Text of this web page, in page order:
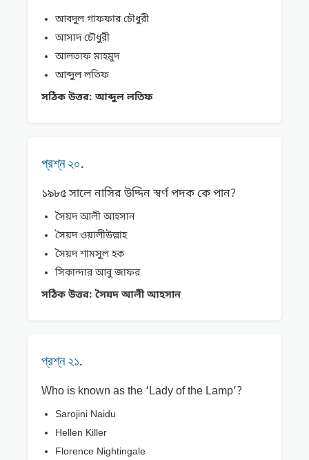
আবদুল গাফফার চৌধুরী
আসাদ চৌধুরী
আলতাফ মাহমুদ
আব্দুল লতিফ
সঠিক উত্তর: আব্দুল লতিফ
প্রশ্ন ২০.
১৯৮৫ সালে নাসির উদ্দিন স্বর্ণ পদক কে পান?
সৈয়দ আলী আহসান
সৈয়দ ওয়ালীউল্লাহ
সৈয়দ শামসুল হক
সিকান্দার আবু জাফর
সঠিক উত্তর: সৈয়দ আলী আহসান
প্রশ্ন ২১.
Who is known as the ‘Lady of the Lamp’?
Sarojini Naidu
Hellen Killer
Florence Nightingale